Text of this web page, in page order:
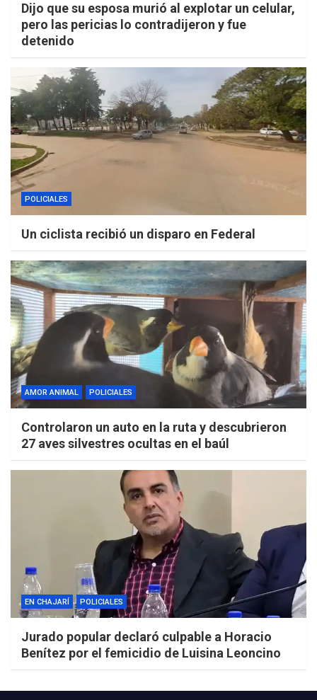
Dijo que su esposa murió al explotar un celular,
pero las pericias lo contradijeron y fue
detenido
POLICIALES
Un ciclista recibió un disparo en Federal
AMOR ANIMAL POLICIALES
Controlaron un auto en la ruta y descubrieron
27 aves silvestres ocultas en el baúl
EN CHAJARÍ POLICIALES
Jurado popular declaró culpable a Horacio
Benítez por el femicidio de Luisina Leoncino